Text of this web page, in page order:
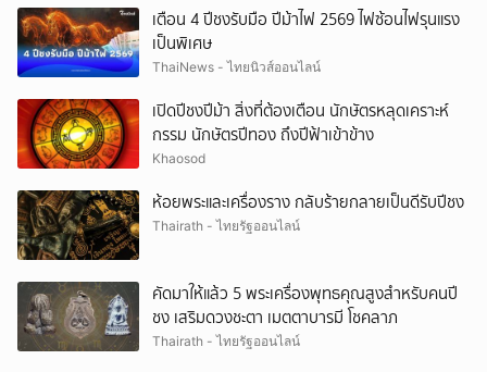
เตือน 4 ปีชงรับมือ ปีม้าไฟ 2569 ไฟซ้อนไฟรุนแรง
เป็นพิเศษ
ThaiNews - ไทยนิวส์ออนไลน์
เปิดปีชงปีม้า สิ่งที่ต้องเตือน นักษัตรหลุดเคราะห์
กรรม นักษัตรปีทอง ถึงปีฟ้าเข้าข้าง
Khaosod
ห้อยพระและเครื่องราง กลับร้ายกลายเป็นดีรับปีชง
Thairath - ไทยรัฐออนไลน์
คัดมาให้แล้ว 5 พระเครื่องพุทธคุณสูงสำหรับคนปี
ชง เสริมดวงชะตา เมตตาบารมี โชคลาภ
Thairath - ไทยรัฐออนไลน์